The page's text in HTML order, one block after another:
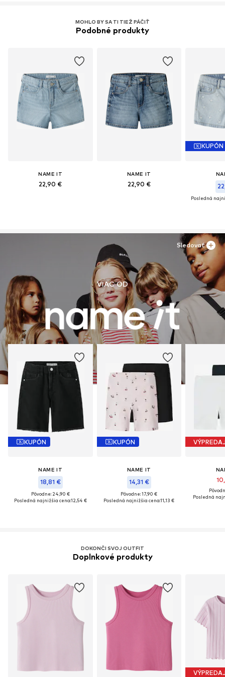
MOHLO BY SA TI TIEŽ PÁČIŤ
Podobné produkty
NAME IT
22,90 €
NAME IT
22,90 €
KUPÓN
Posledná
VIAC OD
KUPÓN
NAME IT
18,81 €
Pôvodne: 24,90 €
Posledná najnižšia cena:12,54 €
KUPÓN
NAME IT
14,31 €
Pôvodne: 17,90 €
Posledná najnižšia cena:11,13 €
Posledná
Sledovať
DOKONČI SVOJ OUTFIT
Doplnkové produkty